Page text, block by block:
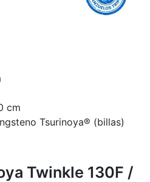
cm
Tsurinoya® (billas)
Twinkle 130F /